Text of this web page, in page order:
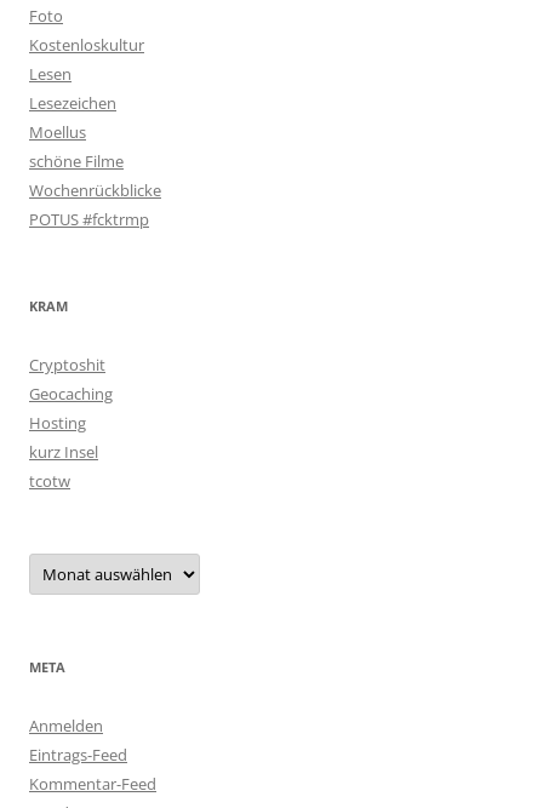
Foto
Kostenloskultur
Lesen
Lesezeichen
Moellus
schöne Filme
Wochenrückblicke
POTUS #fcktrmp
KRAM
Cryptoshit
Geocaching
Hosting
kurz Insel
tcotw
Archiv
META
Anmelden
Eintrags-Feed
Kommentar-Feed